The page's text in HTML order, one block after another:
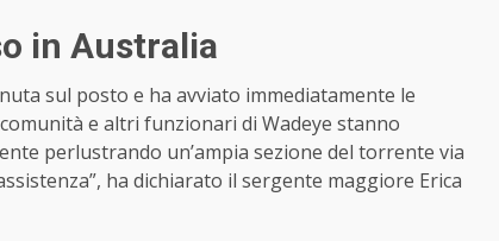
in Australia
sul posto e ha avviato immediatamente le
e altri funzionari di Wadeye stanno
perlustrando un’ampia sezione del torrente via
ha dichiarato il sergente maggiore Erica